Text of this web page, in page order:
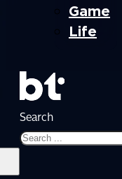
Game
Life
Search